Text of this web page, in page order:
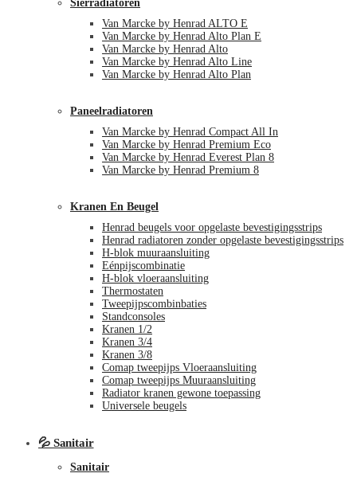
Sierradiatoren
Van Marcke by Henrad ALTO E
Van Marcke by Henrad Alto Plan E
Van Marcke by Henrad Alto
Van Marcke by Henrad Alto Line
Van Marcke by Henrad Alto Plan
Paneelradiatoren
Van Marcke by Henrad Compact All In
Van Marcke by Henrad Premium Eco
Van Marcke by Henrad Everest Plan 8
Van Marcke by Henrad Premium 8
Kranen En Beugel
Henrad beugels voor opgelaste bevestigingsstrips
Henrad radiatoren zonder opgelaste bevestigingsstrips
H-blok muuraansluiting
Eénpijscombinatie
H-blok vloeraansluiting
Thermostaten
Tweepijpscombinbaties
Standconsoles
Kranen 1/2
Kranen 3/4
Kranen 3/8
Comap tweepijps Vloeraansluiting
Comap tweepijps Muuraansluiting
Radiator kranen gewone toepassing
Universele beugels
💦 Sanitair
Sanitair